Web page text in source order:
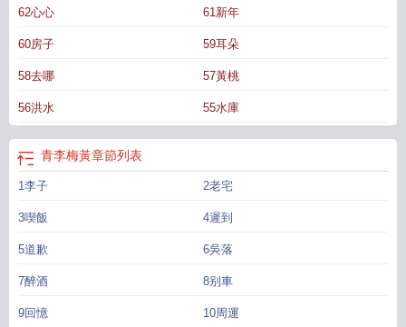
62心心 61新年
60房子 59耳朵
58去哪 57黃桃
56洪水 55水庫
青李梅黃章節列表
1李子 2老宅
3喫飯 4遲到
5道歉 6吳落
7醉酒 8别車
9回憶 10周運